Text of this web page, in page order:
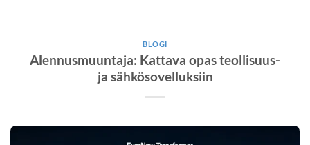
BLOGI
Alennusmuuntaja: Kattava opas teollisuus-
ja sähkösovelluksiin